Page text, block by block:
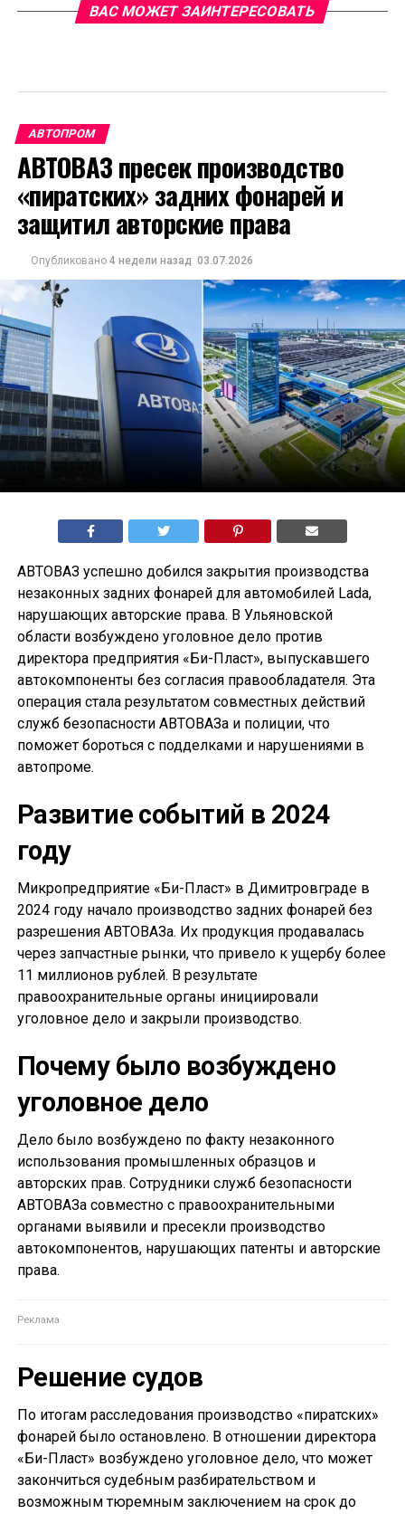
ВАС МОЖЕТ ЗАИНТЕРЕСОВАТЬ
АВТОПРОМ
АВТОВАЗ пресек производство
«пиратских» задних фонарей и
защитил авторские права
Опубликовано 4 недели назад 03.07.2026
АВТОВАЗ успешно добился закрытия производства
незаконных задних фонарей для автомобилей Lada,
нарушающих авторские права. В Ульяновской
области возбуждено уголовное дело против
директора предприятия «Би-Пласт», выпускавшего
автокомпоненты без согласия правообладателя. Эта
операция стала результатом совместных действий
служб безопасности АВТОВАЗа и полиции, что
поможет бороться с подделками и нарушениями в
автопроме.
Развитие событий в 2024
году
Микропредприятие «Би-Пласт» в Димитровграде в
2024 году начало производство задних фонарей без
разрешения АВТОВАЗа. Их продукция продавалась
через запчастные рынки, что привело к ущербу более
11 миллионов рублей. В результате
правоохранительные органы инициировали
уголовное дело и закрыли производство.
Почему было возбуждено
уголовное дело
Дело было возбуждено по факту незаконного
использования промышленных образцов и
авторских прав. Сотрудники служб безопасности
АВТОВАЗа совместно с правоохранительными
органами выявили и пресекли производство
автокомпонентов, нарушающих патенты и авторские
права.
Решение судов
По итогам расследования производство «пиратских»
фонарей было остановлено. В отношении директора
«Би-Пласт» возбуждено уголовное дело, что может
закончиться судебным разбирательством и
возможным тюремным заключением на срок до